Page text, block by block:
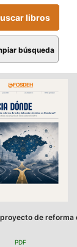
búsqueda
de reforma
PDF